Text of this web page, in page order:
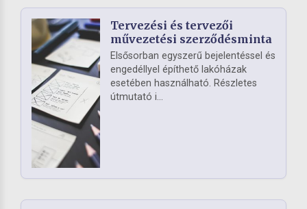
Tervezési és tervezői
művezetési szerződésminta
Elsősorban egyszerű bejelentéssel és
engedéllyel építhető lakóházak
esetében használható. Részletes
útmutató i...